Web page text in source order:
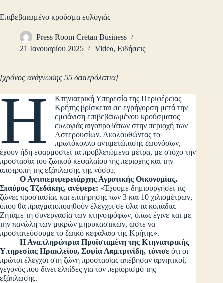
Επιβεβαιωμένο κρούσμα ευλογιάς
Press Room Cretan Business
21 Ιανουαρίου 2025
Video, Ειδήσεις
[χρόνος ανάγνωσης 55 δευτερόλεπτα]
Η
Κτηνιατρική Υπηρεσία της Περιφέρειας
Κρήτης βρίσκεται σε εγρήγορση μετά την
εμφάνιση επιβεβαιωμένου κρούσματος
ευλογιάς αιγοπροβάτων στην περιοχή των
Αστερουσίων. Ακολουθώντας το
πρωτόκολλο αντιμετώπισης ζωονόσων,
έχουν ήδη εφαρμοστεί τα προβλεπόμενα μέτρα, με στόχο την
προστασία του ζωικού κεφαλαίου της περιοχής και την
αποτροπή της εξάπλωσης της νόσου.
Ο Αντιπεριφερειάρχης Αγροτικής Οικονομίας,
Σταύρος Τζεδάκης, ανέφερε: «Έχουμε δημιουργήσει τις
ζώνες προστασίας και επιτήρησης των 3 και 10 χιλιομέτρων,
όπου θα πραγματοποιηθούν έλεγχοι σε όλα τα κοπάδια.
Ζητάμε τη συνεργασία των κτηνοτρόφων, όπως έγινε και με
την πανώλη των μικρών μηρυκαστικών, ώστε να
προστατεύσουμε το ζωικό κεφάλαιο της Κρήτης».
Η Αναπληρώτρια Προϊσταμένη της Κτηνιατρικής
Υπηρεσίας Ηρακλείου, Σοφία Λαμπρινίδη, τόνισε ότι οι
πρώτοι έλεγχοι στη ζώνη προστασίας απέβησαν αρνητικοί,
γεγονός που δίνει ελπίδες για τον περιορισμό της
εξάπλωσης.